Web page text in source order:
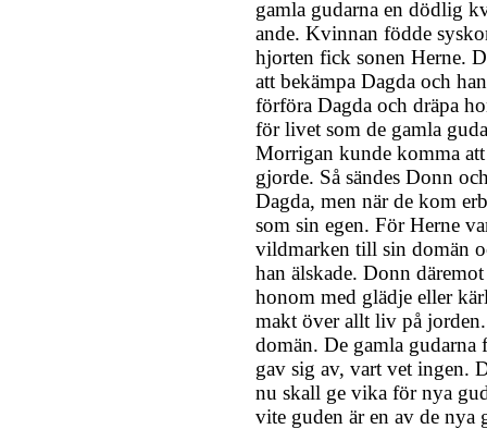
gamla gudarna en dödlig
ande. Kvinnan födde
hjorten fick sonen Herne.
att bekämpa Dagda och
förföra Dagda och dräpa
för livet som de gamla
Morrigan kunde komma
gjorde. Så sändes Donn
Dagda, men när de kom
som sin egen. För Herne
vildmarken till sin domän
han älskade. Donn
honom med glädje eller
makt över allt liv på
domän. De gamla gudarna
gav sig av, vart vet ingen.
nu skall ge vika för nya
vite guden är en av de nya